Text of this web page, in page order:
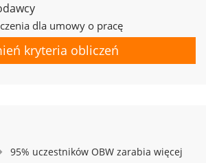
dla umowy o pracę
kryteria obliczeń
95% uczestników OBW zarabia więcej